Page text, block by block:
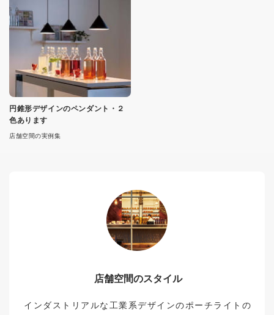
円錐形デザインのペンダント・２
色あります
店舗空間の実例集
店舗空間のスタイル
インダストリアルな工業系デザインのポーチライトの